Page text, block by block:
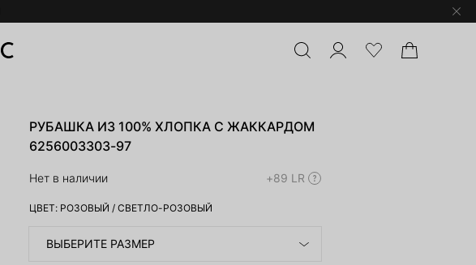
РУБАШКА ИЗ 100% ХЛОПКА С ЖАККАРДОМ
6256003303-97
Нет в наличии +89 LR
ЦВЕТ: РОЗОВЫЙ /СВЕТЛО-РОЗОВЫЙ
ВЫБЕРИТЕ РАЗМЕР